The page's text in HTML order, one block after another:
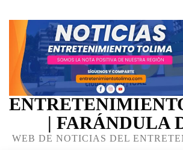
| FARÁNDULA
WEB DE NOTICIAS DEL